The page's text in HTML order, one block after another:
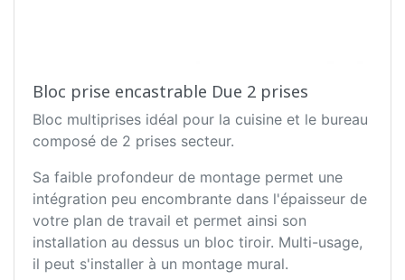
Bloc prise encastrable Due 2 prises
Bloc multiprises idéal pour la cuisine et le bureau
composé de 2 prises secteur.
Sa faible profondeur de montage permet une
intégration peu encombrante dans l'épaisseur de
votre plan de travail et permet ainsi son
installation au dessus un bloc tiroir. Multi-usage,
il peut s'installer à un montage mural.